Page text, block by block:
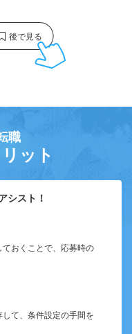
職
ット
シスト！
おくことで、応募時の
て、条件設定の手間を